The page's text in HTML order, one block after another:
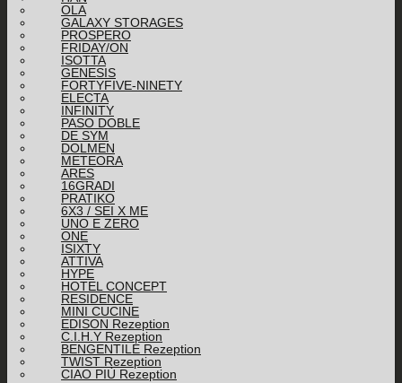
OLA
GALAXY STORAGES
PROSPERO
FRIDAY/ON
ISOTTA
GENESIS
FORTYFIVE-NINETY
ELECTA
INFINITY
PASO DOBLE
DE SYM
DOLMEN
METEORA
ARES
16GRADI
PRATIKO
6X3 / SEI X ME
UNO E ZERO
ONE
ISIXTY
ATTIVA
HYPE
HOTEL CONCEPT
RESIDENCE
MINI CUCINE
EDISON Rezeption
C.I.H.Y Rezeption
BENGENTILE Rezeption
TWIST Rezeption
CIAO PIÙ Rezeption